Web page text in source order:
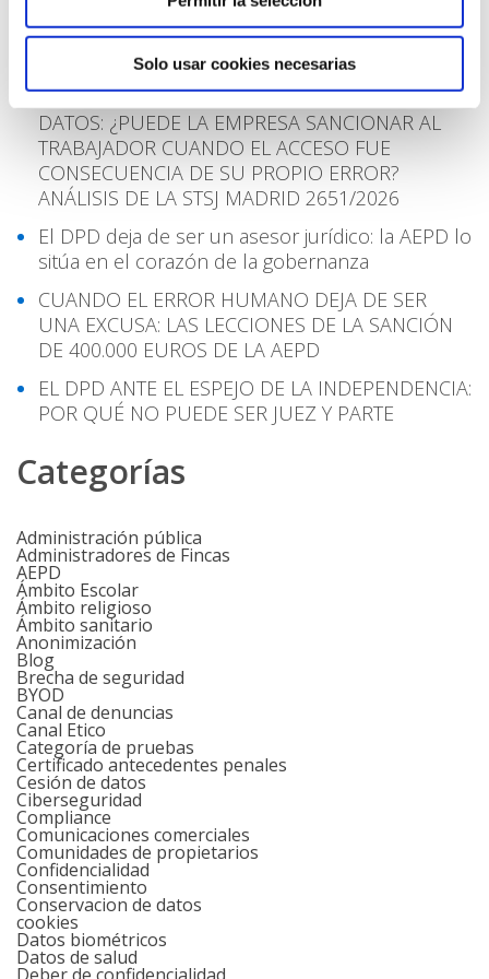
Solo usar cookies necesarias
Transparencia en IA: cómo cumplir con el
artículo 50 del RIA
DESPIDO DISCIPLINARIO Y FUGAS INTERNAS DE
DATOS: ¿PUEDE LA EMPRESA SANCIONAR AL
TRABAJADOR CUANDO EL ACCESO FUE
CONSECUENCIA DE SU PROPIO ERROR?
ANÁLISIS DE LA STSJ MADRID 2651/2026
El DPD deja de ser un asesor jurídico: la AEPD lo
sitúa en el corazón de la gobernanza
CUANDO EL ERROR HUMANO DEJA DE SER
UNA EXCUSA: LAS LECCIONES DE LA SANCIÓN
DE 400.000 EUROS DE LA AEPD
EL DPD ANTE EL ESPEJO DE LA INDEPENDENCIA:
POR QUÉ NO PUEDE SER JUEZ Y PARTE
Categorías
Administración pública
Administradores de Fincas
AEPD
Ámbito Escolar
Ámbito religioso
Ámbito sanitario
Anonimización
Blog
Brecha de seguridad
BYOD
Canal de denuncias
Canal Etico
Categoría de pruebas
Certificado antecedentes penales
Cesión de datos
Ciberseguridad
Compliance
Comunicaciones comerciales
Comunidades de propietarios
Confidencialidad
Consentimiento
Conservacion de datos
cookies
Datos biométricos
Datos de salud